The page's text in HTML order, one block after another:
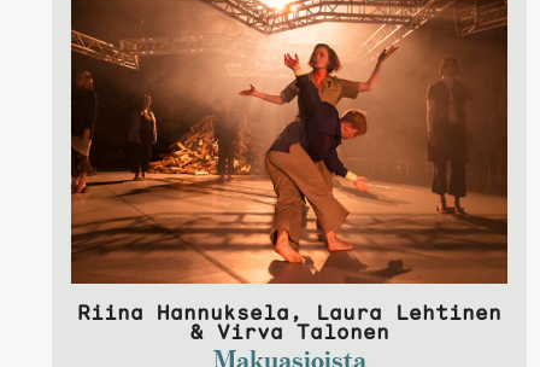
Riina Hannuksela, Laura Lehtinen
& Virva Talonen
Makuasioista